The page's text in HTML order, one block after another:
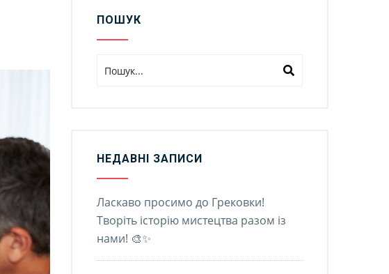
ПОШУК
НЕДАВНІ ЗАПИСИ
Ласкаво просимо до Грековки!
Творіть історію мистецтва разом із
нами! 🎨✨